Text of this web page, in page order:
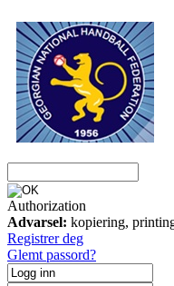
Authorization
Advarsel: kopiering,
Registrer deg
Glemt passord?